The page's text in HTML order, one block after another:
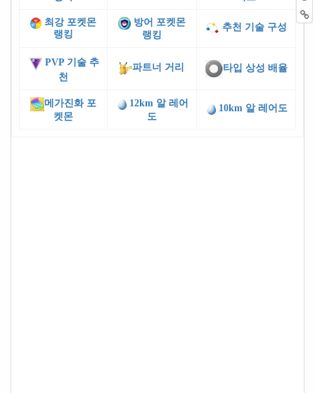
최강 포켓몬
랭킹
방어 포켓몬
랭킹
추천 기술 구성
PVP 기술 추
천
파트너 거리 타입 상성 배율
메가진화 포
켓몬
12km 알 레어
도
10km 알 레어도